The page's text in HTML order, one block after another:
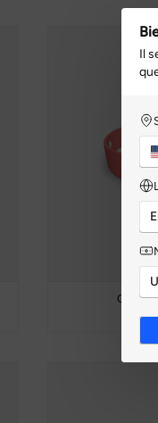
Corail -
Il